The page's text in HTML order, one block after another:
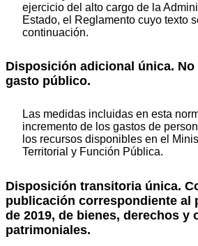
ejercicio del alto cargo de la
Estado, el Reglamento cuyo texto
continuación.
Disposición adicional única. No
gasto público.
Las medidas incluidas en esta
incremento de los gastos de
los recursos disponibles en el
Territorial y Función Pública.
Disposición transitoria única.
publicación correspondiente al
de 2019, de bienes, derechos y
patrimoniales.